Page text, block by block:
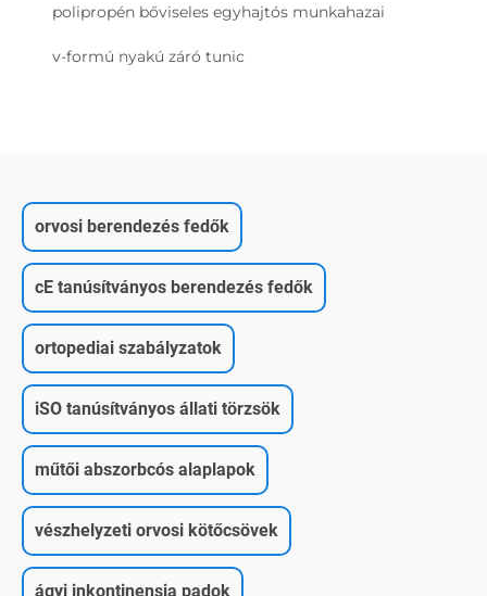
polipropén bőviseles egyhajtós munkahazai
v-formú nyakú záró tunic
orvosi berendezés fedők
cE tanúsítványos berendezés fedők
ortopediai szabályzatok
iSO tanúsítványos állati törzsök
műtői abszorbcós alaplapok
vészhelyzeti orvosi kötőcsövek
ágyi inkontinensia padok